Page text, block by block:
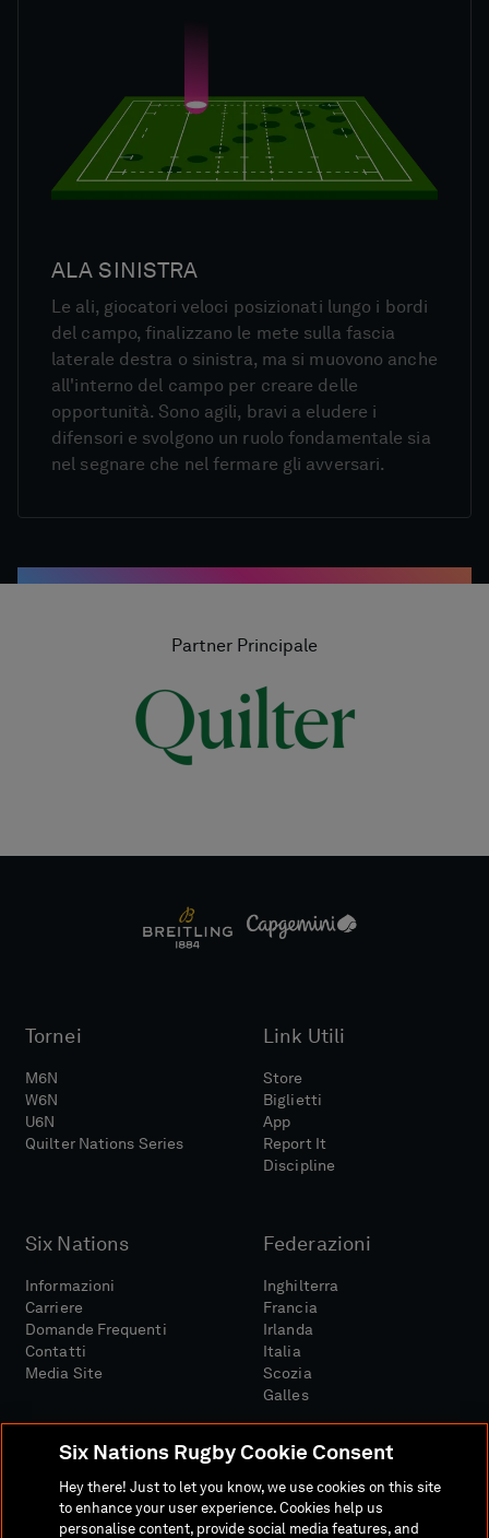
ALA SINISTRA
Le ali, giocatori veloci posizionati lungo i bordi
del campo, finalizzano le mete sulla fascia
laterale destra o sinistra, ma si muovono anche
all'interno del campo per creare delle
opportunità. Sono agili, bravi a eludere i
difensori e svolgono un ruolo fondamentale sia
nel segnare che nel fermare gli avversari.
Partner Principale
Tornei
M6N
W6N
U6N
Quilter Nations Series
Link Utili
Store
Biglietti
App
Report It
Discipline
Six Nations
Informazioni
Carriere
Domande Frequenti
Contatti
Media Site
Federazioni
Inghilterra
Francia
Irlanda
Italia
Scozia
Galles
Six Nations Rugby Cookie Consent
Hey there! Just to let you know, we use cookies on this site
to enhance your user experience. Cookies help us
personalise content, provide social media features, and